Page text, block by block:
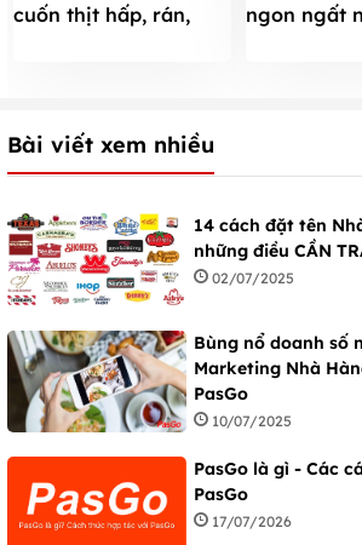
cuốn thịt hấp, rán,
ngon ngất
Bài viết xem nhiều
14 cách đặt tên
những điều CẦN
02/07/2025
Bùng nổ doanh số
Marketing Nhà
PasGo
10/07/2025
PasGo là gì - Các
PasGo
17/07/2026